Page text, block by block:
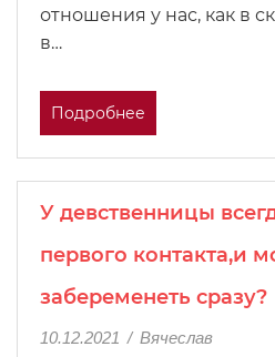
отношения у нас, как в
в…
Подробнее
У девственницы
первого контакта,и
забеременеть сразу?
10.12.2021 / Вячеслав